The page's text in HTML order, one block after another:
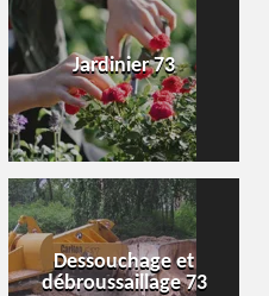
Jardinier 73
Dessouchage et
débroussaillage 73